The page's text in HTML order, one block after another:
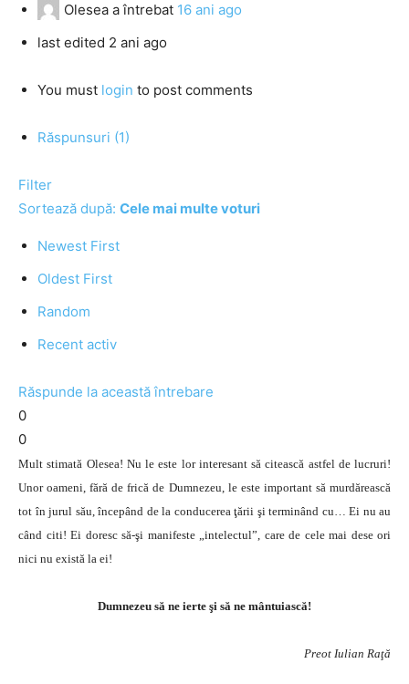
Olesea a întrebat 16 ani ago
last edited 2 ani ago
You must login to post comments
Răspunsuri (1)
Filter
Sortează după: Cele mai multe voturi
Newest First
Oldest First
Random
Recent activ
Răspunde la această întrebare
0
0
Mult stimată Olesea! Nu le este lor interesant să citească astfel de lucruri!
Unor oameni, fără de frică de Dumnezeu, le este important să murdărească
tot în jurul său, începând de la conducerea ţării şi terminând cu… Ei nu au
când citi! Ei doresc să-şi manifeste „intelectul”, care de cele mai dese ori
nici nu există la ei!
Dumnezeu să ne ierte şi să ne mântuiască!
Preot Iulian Raţă